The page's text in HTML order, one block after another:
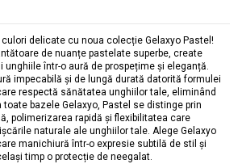
delicate cu noua colecție Gelaxyo Pastel!
de nuanțe pastelate superbe, create
unghiile într-o aură de prospețime și eleganță.
impecabilă și de lungă durată datorită formulei
respectă sănătatea unghiilor tale, eliminând
bazele Gelaxyo, Pastel se distinge prin
polimerizarea rapidă și flexibilitatea care
naturale ale unghiilor tale. Alege Gelaxyo
manichiură într-o expresie subtilă de stil și
timp o protecție de neegalat.